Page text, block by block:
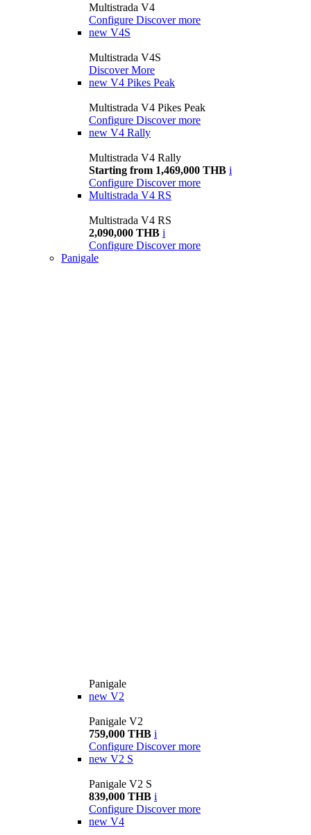
Multistrada V4
Configure Discover more
new V4S
Multistrada V4S
Discover More
new V4 Pikes Peak
Multistrada V4 Pikes Peak
Configure Discover more
new V4 Rally
Multistrada V4 Rally
Starting from 1,469,000 THB i
Configure Discover more
Multistrada V4 RS
Multistrada V4 RS
2,090,000 THB i
Configure Discover more
Panigale
Panigale
new V2
Panigale V2
759,000 THB i
Configure Discover more
new V2 S
Panigale V2 S
839,000 THB i
Configure Discover more
new V4